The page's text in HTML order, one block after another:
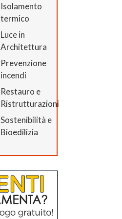
Isolamento
termico
Luce in
Architettura
Prevenzione
incendi
Restauro e
Ristrutturazioni
Sostenibilità e
Bioedilizia